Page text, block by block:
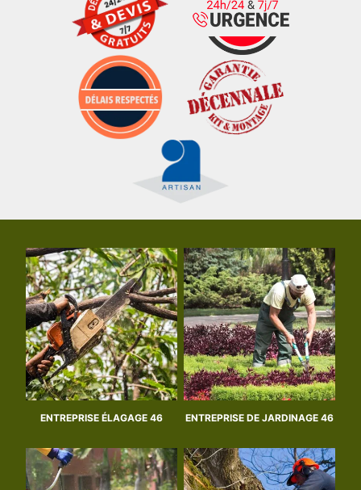
ENTREPRISE ÉLAGAGE 46 ENTREPRISE DE JARDINAGE 46